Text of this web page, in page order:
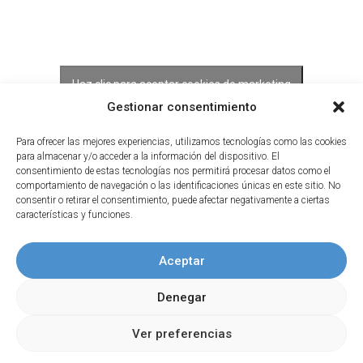
Gestionar consentimiento
Para ofrecer las mejores experiencias, utilizamos tecnologías como las cookies
para almacenar y/o acceder a la información del dispositivo. El
consentimiento de estas tecnologías nos permitirá procesar datos como el
comportamiento de navegación o las identificaciones únicas en este sitio. No
consentir o retirar el consentimiento, puede afectar negativamente a ciertas
características y funciones.
Aceptar
Denegar
Ver preferencias
Haz clic para aceptar cookies de marketing
y permitir este contenido